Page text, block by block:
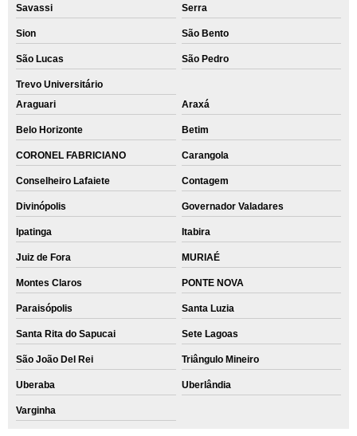
Savassi Serra
Sion São Bento
São Lucas São Pedro
Trevo Universitário
Araguari
Araxá
Belo Horizonte Betim
CORONEL FABRICIANO Carangola
Conselheiro Lafaiete Contagem
Divinópolis Governador Valadares
Ipatinga Itabira
Juiz de Fora MURIAÉ
Montes Claros PONTE NOVA
Paraisópolis Santa Luzia
Santa Rita do Sapucai Sete Lagoas
São João Del Rei Triângulo Mineiro
Uberaba Uberlândia
Varginha